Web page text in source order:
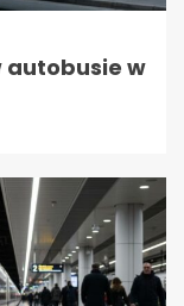
autobusie w